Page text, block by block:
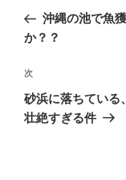
ナ
ゲ
ー
シ
の
投
沖縄の池で魚
か？？
次
の
投
次
砂浜に落ちている
壮絶すぎる件